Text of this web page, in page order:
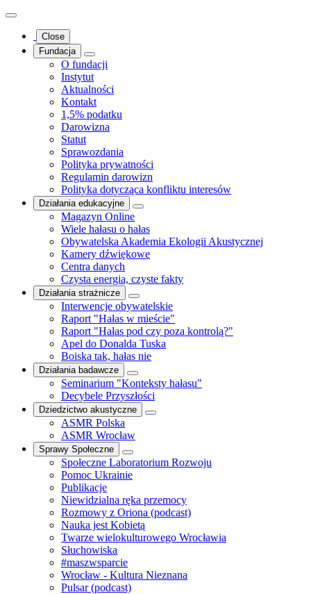
Close
Fundacja
O fundacji
Instytut
Aktualności
Kontakt
1,5% podatku
Darowizna
Statut
Sprawozdania
Polityka prywatności
Regulamin darowizn
Polityka dotycząca konfliktu interesów
Działania edukacyjne
Magazyn Online
Wiele hałasu o hałas
Obywatelska Akademia Ekologii Akustycznej
Kamery dźwiękowe
Centra danych
Czysta energia, czyste fakty
Działania strażnicze
Interwencje obywatelskie
Raport "Hałas w mieście"
Raport "Hałas pod czy poza kontrolą?"
Apel do Donalda Tuska
Boiska tak, hałas nie
Działania badawcze
Seminarium "Konteksty hałasu"
Decybele Przyszłości
Dziedzictwo akustyczne
ASMR Polska
ASMR Wrocław
Sprawy Społeczne
Społeczne Laboratorium Rozwoju
Pomoc Ukrainie
Publikacje
Niewidzialna ręka przemocy
Rozmowy z Oriona (podcast)
Nauka jest Kobietą
Twarze wielokulturowego Wrocławia
Słuchowiska
#maszwsparcie
Wrocław - Kultura Nieznana
Pulsar (podcast)